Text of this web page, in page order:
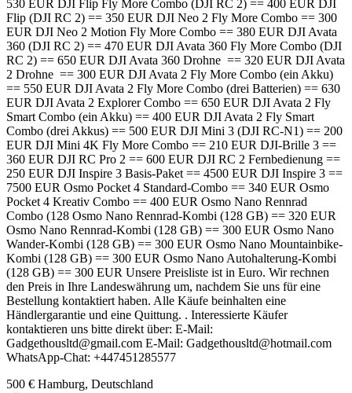
530 EUR DJI Flip Fly More Combo (DJI RC 2) == 400 EUR DJI
Flip (DJI RC 2) == 350 EUR DJI Neo 2 Fly More Combo == 300
EUR DJI Neo 2 Motion Fly More Combo == 380 EUR DJI Avata
360 (DJI RC 2) == 470 EUR DJI Avata 360 Fly More Combo (DJI
RC 2) == 650 EUR DJI Avata 360 Drohne == 320 EUR DJI Avata
2 Drohne == 300 EUR DJI Avata 2 Fly More Combo (ein Akku)
== 550 EUR DJI Avata 2 Fly More Combo (drei Batterien) == 630
EUR DJI Avata 2 Explorer Combo == 650 EUR DJI Avata 2 Fly
Smart Combo (ein Akku) == 400 EUR DJI Avata 2 Fly Smart
Combo (drei Akkus) == 500 EUR DJI Mini 3 (DJI RC-N1) == 200
EUR DJI Mini 4K Fly More Combo == 210 EUR DJI-Brille 3 ==
360 EUR DJI RC Pro 2 == 600 EUR DJI RC 2 Fernbedienung ==
250 EUR DJI Inspire 3 Basis-Paket == 4500 EUR DJI Inspire 3 ==
7500 EUR Osmo Pocket 4 Standard-Combo == 340 EUR Osmo
Pocket 4 Kreativ Combo == 400 EUR Osmo Nano Rennrad
Combo (128 Osmo Nano Rennrad-Kombi (128 GB) == 320 EUR
Osmo Nano Rennrad-Kombi (128 GB) == 300 EUR Osmo Nano
Wander-Kombi (128 GB) == 300 EUR Osmo Nano Mountainbike-
Kombi (128 GB) == 300 EUR Osmo Nano Autohalterung-Kombi
(128 GB) == 300 EUR Unsere Preisliste ist in Euro. Wir rechnen
den Preis in Ihre Landeswährung um, nachdem Sie uns für eine
Bestellung kontaktiert haben. Alle Käufe beinhalten eine
Händlergarantie und eine Quittung. . Interessierte Käufer
kontaktieren uns bitte direkt über: E-Mail:
Gadgethousltd@gmail.com E-Mail: Gadgethousltd@hotmail.com
WhatsApp-Chat: +447451285577
500 € Hamburg, Deutschland